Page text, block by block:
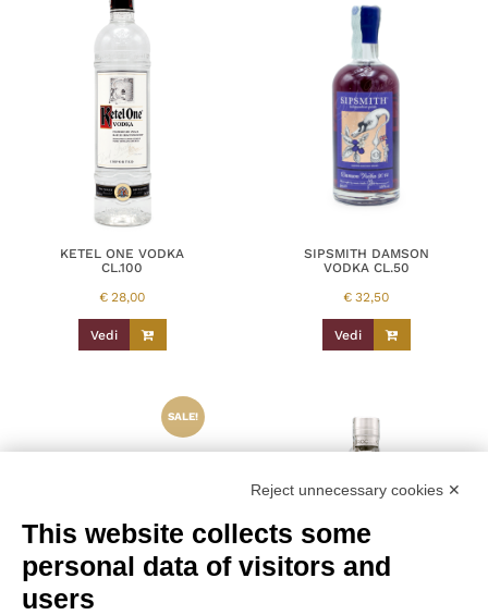
KETEL ONE VODKA
CL.100
€ 28,00
Vedi
SIPSMITH DAMSON
VODKA CL.50
€ 32,50
Vedi
SALE!
Reject unnecessary cookies ✕
This website collects some
personal data of visitors and
users